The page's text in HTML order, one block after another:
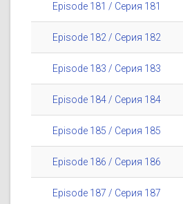
Episode 181 / Серия 181
Episode 182 / Серия 182
Episode 183 / Серия 183
Episode 184 / Серия 184
Episode 185 / Серия 185
Episode 186 / Серия 186
Episode 187 / Серия 187